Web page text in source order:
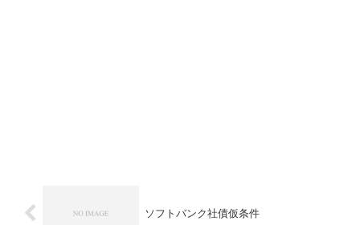
ソフトバンク社債仮条件